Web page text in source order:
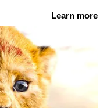
News
—
സമയത്തും,
വാർത്തകൾ